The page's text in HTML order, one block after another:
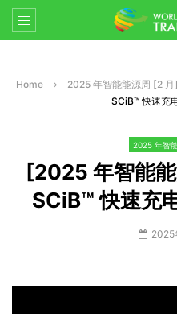
Home 2025 年智能能源周 [2 月]
SCiB™ 快速充
2025 年智
[2025 年智能
SCiB™ 快速充
2025